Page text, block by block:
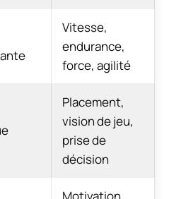
Vitesse,
endurance,
force, agilité
Placement,
vision de jeu,
prise de
décision
Motivation,